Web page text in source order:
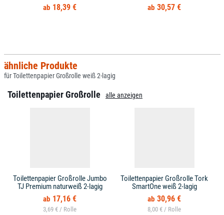
18,39 € 30,57 €
ähnliche Produkte
für Toilettenpapier Großrolle weiß 2-lagig
Toilettenpapier Großrolle alle anzeigen
Toilettenpapier Großrolle Jumbo
TJ Premium naturweiß 2-lagig
17,16 €
3,69 € /
Toilettenpapier Großrolle Tork
SmartOne weiß 2-lagig
30,96 €
8,00 € /